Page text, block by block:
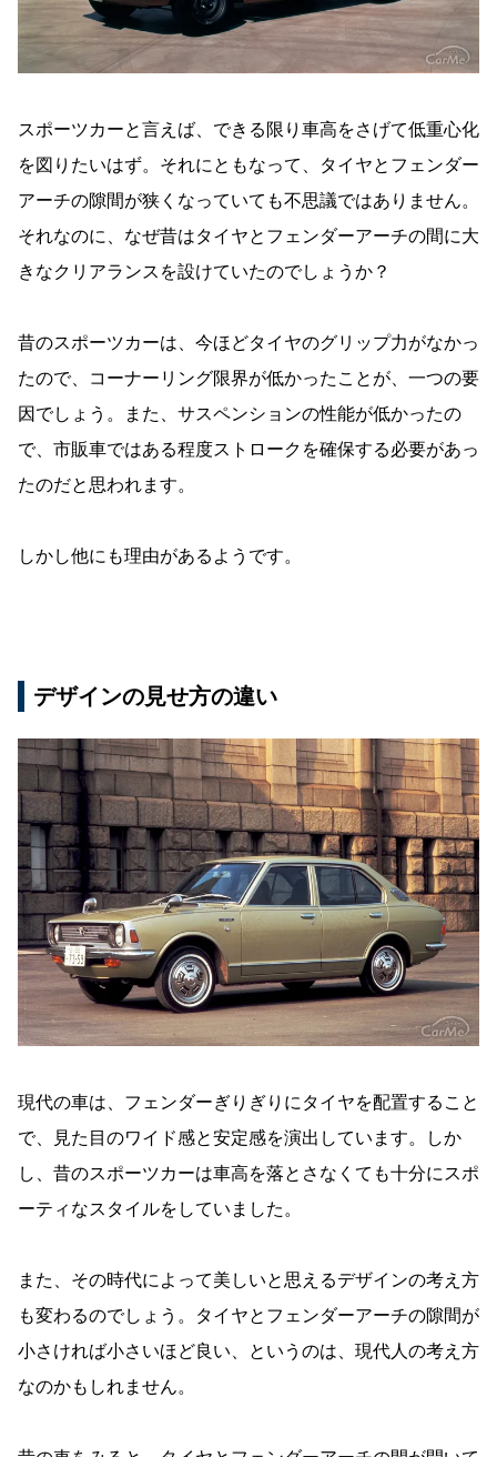
スポーツカーと言えば、できる限り車高をさげて低重心化
を図りたいはず。それにともなって、タイヤとフェンダー
アーチの隙間が狭くなっていても不思議ではありません。
それなのに、なぜ昔はタイヤとフェンダーアーチの間に大
きなクリアランスを設けていたのでしょうか？
昔のスポーツカーは、今ほどタイヤのグリップ力がなかっ
たので、コーナーリング限界が低かったことが、一つの要
因でしょう。また、サスペンションの性能が低かったの
で、市販車ではある程度ストロークを確保する必要があっ
たのだと思われます。
しかし他にも理由があるようです。
デザインの見せ方の違い
現代の車は、フェンダーぎりぎりにタイヤを配置すること
で、見た目のワイド感と安定感を演出しています。しか
し、昔のスポーツカーは車高を落とさなくても十分にスポ
ーティなスタイルをしていました。
また、その時代によって美しいと思えるデザインの考え方
も変わるのでしょう。タイヤとフェンダーアーチの隙間が
小さければ小さいほど良い、というのは、現代人の考え方
なのかもしれません。